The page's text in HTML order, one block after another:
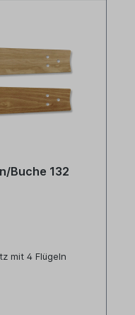
Buche 132
mit 4 Flügeln